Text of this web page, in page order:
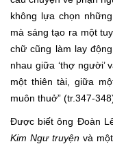
không lựa chọn
mà sáng tạo ra một
chữ cũng làm lay
nhau giữa ‘thợ người’
một thiên tài, giữa
muôn thuở” (tr.347-
Được biết ông Đoàn
Kim Ngư truyện và